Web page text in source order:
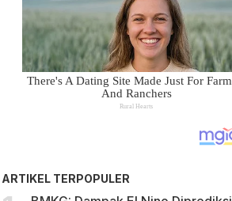
ARTIKEL TERPOPULER